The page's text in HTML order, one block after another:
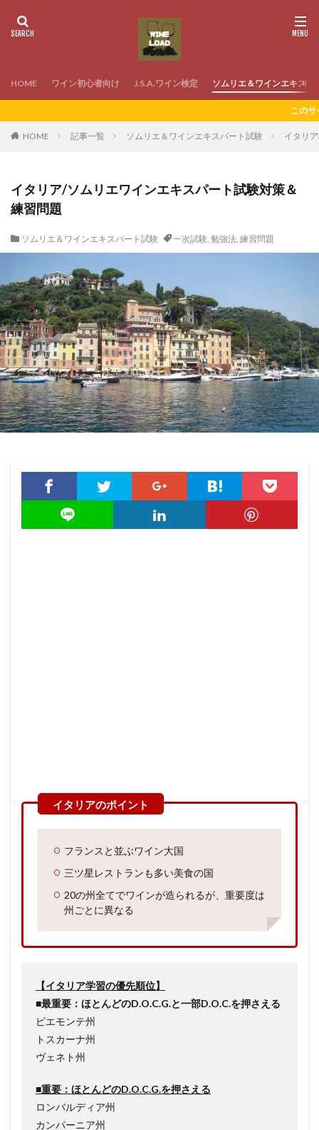
HOME ワイン初心者向け J.S.A.ワイン検定 ソムリエ＆ワインエキスパ
このサイトにはプロモー
HOME 記事一覧 ソムリエ＆ワインエキスパート試験 イタリ
イタリア/ソムリエワインエキスパート試験対策＆
練習問題
ソムリエ＆ワインエキスパート試験 一次試験, 勉強法, 練習問題
フランスと並ぶワイン大国
三ツ星レストランも多い美食の国
20の州全てでワインが造られるが、重要度は
州ごとに異なる
【イタリア学習の優先順位】
■最重要：ほとんどのD.O.C.G.と一部D.O.C.を押さえる
ピエモンテ州
トスカーナ州
ヴェネト州
■重要：ほとんどのD.O.C.G.を押さえる
ロンバルディア州
カンパーニア州